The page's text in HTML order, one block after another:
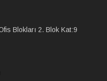
Blokları 2. Blok Kat:9